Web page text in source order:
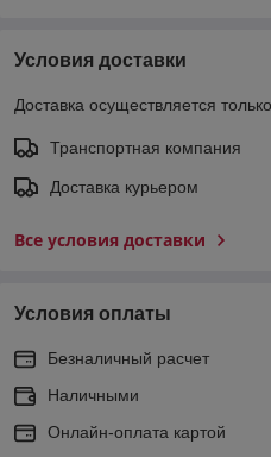
Условия доставки
Доставка осуществляется
Транспортная компания
Доставка курьером
Все условия доставки
Условия оплаты
Безналичный расчет
Наличными
Онлайн-оплата картой